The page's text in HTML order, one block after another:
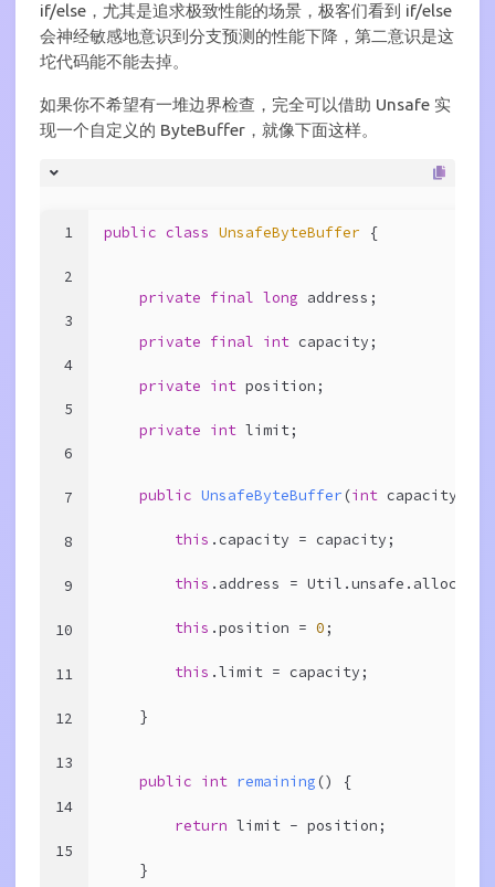
if/else，尤其是追求极致性能的场景，极客们看到 if/else
会神经敏感地意识到分支预测的性能下降，第二意识是这
坨代码能不能去掉。
如果你不希望有一堆边界检查，完全可以借助 Unsafe 实
现一个自定义的 ByteBuffer，就像下面这样。
1
2
3
4
5
6
7
8
9
10
11
12
13
14
15
public class UnsafeByteBuffer {
private final long address;
private final int capacity;
private int position;
private int limit;
public UnsafeByteBuffer (int capacity)
this .capacity = capacity;
this .address =
this .position = 0 ;
this .limit = capacity;
    }
public int remaining () {
return limit - position;
    }